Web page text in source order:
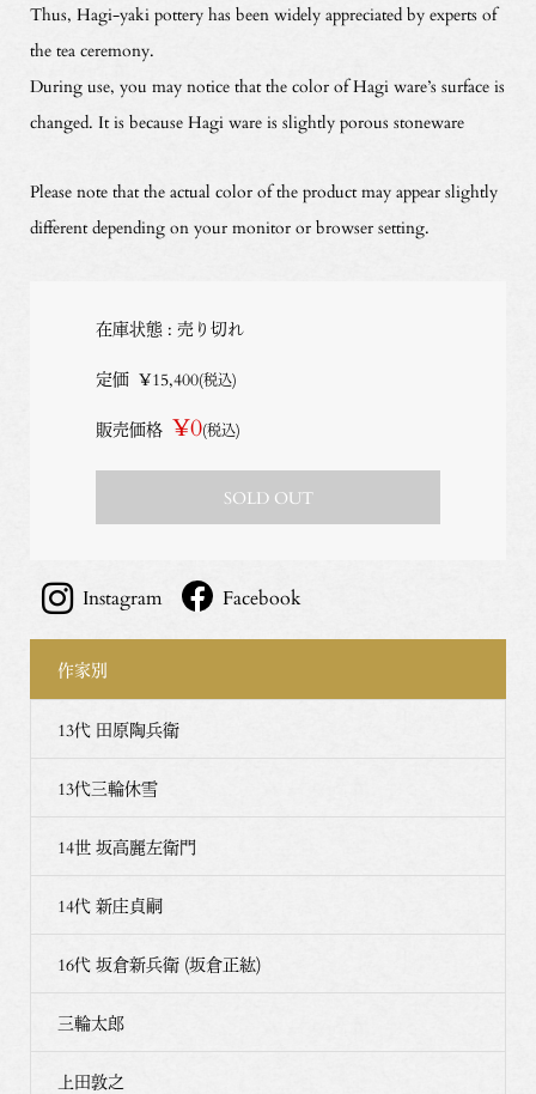
Thus, Hagi-yaki pottery has been widely appreciated by experts of
the tea ceremony.
During use, you may notice that the color of Hagi ware’s surface is
changed. It is because Hagi ware is slightly porous stoneware
Please note that the actual color of the product may appear slightly
different depending on your monitor or browser setting.
在庫状態 : 売り切れ
定価 ¥15,400(税込)
販売価格 ¥0(税込)
SOLD OUT
Instagram Facebook
作家別
13代 田原陶兵衛
13代三輪休雪
14世 坂高麗左衛門
14代 新庄貞嗣
16代 坂倉新兵衛 (坂倉正紘)
三輪太郎
上田敦之